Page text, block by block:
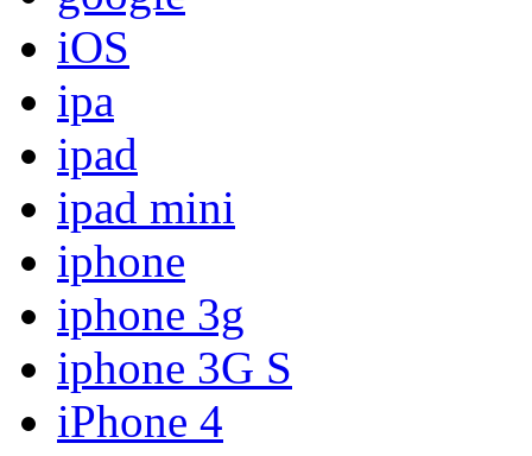
iOS
ipa
ipad
ipad mini
iphone
iphone 3g
iphone 3G S
iPhone 4